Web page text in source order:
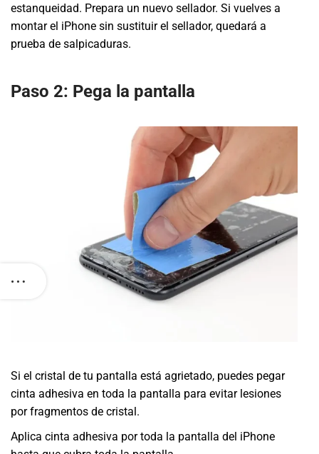
estanqueidad. Prepara un nuevo sellador. Si vuelves a
montar el iPhone sin sustituir el sellador, quedará a
prueba de salpicaduras.
Paso 2: Pega la pantalla
Si el cristal de tu pantalla está agrietado, puedes pegar
cinta adhesiva en toda la pantalla para evitar lesiones
por fragmentos de cristal.
Aplica cinta adhesiva por toda la pantalla del iPhone